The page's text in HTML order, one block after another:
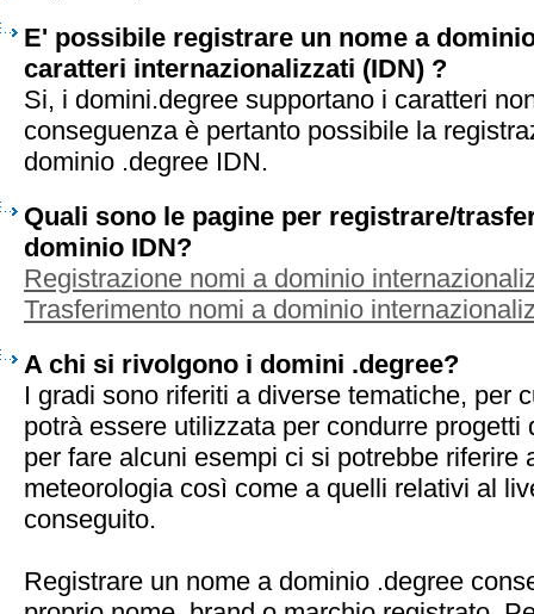
E' possibile registrare un nome a
caratteri internazionalizzati (IDN) ?
Si, i domini.degree supportano i caratteri
conseguenza è pertanto possibile la
dominio .degree IDN.
Quali sono le pagine per registrare/
dominio IDN?
Registrazione nomi a dominio
Trasferimento nomi a dominio
A chi si rivolgono i domini .degree?
I gradi sono riferiti a diverse tematiche, per
potrà essere utilizzata per condurre progetti
per fare alcuni esempi ci si potrebbe riferire
meteorologia così come a quelli relativi al
conseguito.
Registrare un nome a dominio .degree